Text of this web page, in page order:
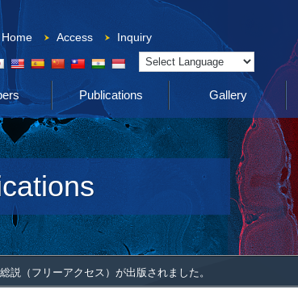
Home Access Inquiry
Powered by Translate
Publications Gallery
説（フリーアクセス）が出版されました。